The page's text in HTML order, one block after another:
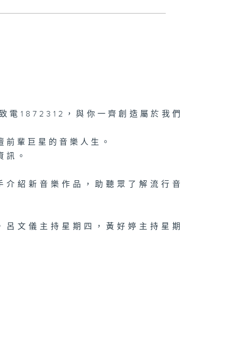
電1872312，與你一齊創造屬於我們
輩巨星的音樂人生。
訊。
紹新音樂作品，助聽眾了解流行音
文儀主持星期四，黃好婷主持星期